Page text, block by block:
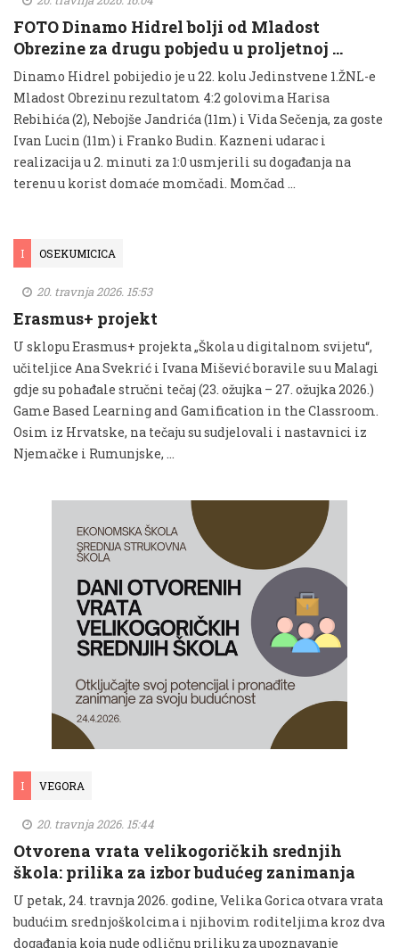
FOTO Dinamo Hidrel bolji od Mladost
Obrezine za drugu pobjedu u proljetnoj …
Dinamo Hidrel pobijedio je u 22. kolu Jedinstvene 1.ŽNL-e
Mladost Obrezinu rezultatom 4:2 golovima Harisa
Rebihića (2), Nebojše Jandrića (11m) i Vida Sečenja, za goste
Ivan Lucin (11m) i Franko Budin. Kazneni udarac i
realizacija u 2. minuti za 1:0 usmjerili su događanja na
terenu u korist domaće momčadi. Momčad …
I OSEKUMICICA
20. travnja 2026. 15:53
Erasmus+ projekt
U sklopu Erasmus+ projekta „Škola u digitalnom svijetu“,
učiteljice Ana Svekrić i Ivana Mišević boravile su u Malagi
gdje su pohađale stručni tečaj (23. ožujka – 27. ožujka 2026.)
Game Based Learning and Gamification in the Classroom.
Osim iz Hrvatske, na tečaju su sudjelovali i nastavnici iz
Njemačke i Rumunjske, …
I VEGORA
20. travnja 2026. 15:44
Otvorena vrata velikogoričkih srednjih
škola: prilika za izbor budućeg zanimanja
U petak, 24. travnja 2026. godine, Velika Gorica otvara vrata
budućim srednjoškolcima i njihovim roditeljima kroz dva
događanja koja nude odličnu priliku za upoznavanje